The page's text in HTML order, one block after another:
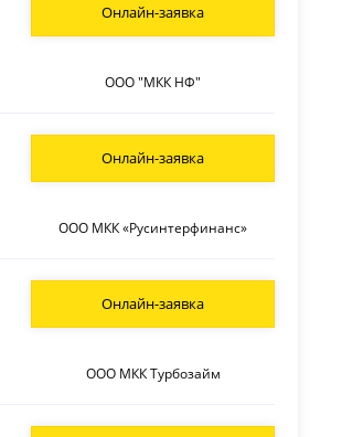
ООО "МКК НФ"
Онлайн-заявка
ООО МКК «Русинтерфинанс»
Онлайн-заявка
ООО МКК Турбозайм
Онлайн-заявка